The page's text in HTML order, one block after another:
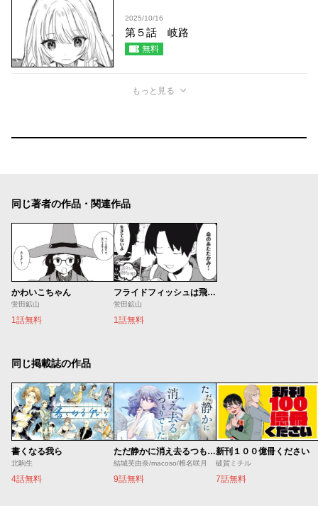
2025/10/16
第５話 岐路
無料
もっと見る
同じ著者の作品・関連作品
かわいこちゃん
蛍田鉱山
1話無料
フライドフィッシュは飛ぶフィッシュ
蛍田鉱山
1話無料
同じ掲載誌の作品
書くなる我ら
北駒生
4話無料
ただ静かに消え去るつもりでした
結城芙由奈/macoso/椎名咲月
9話無料
新刊１００億冊ください
破賀ミチル
7話無料